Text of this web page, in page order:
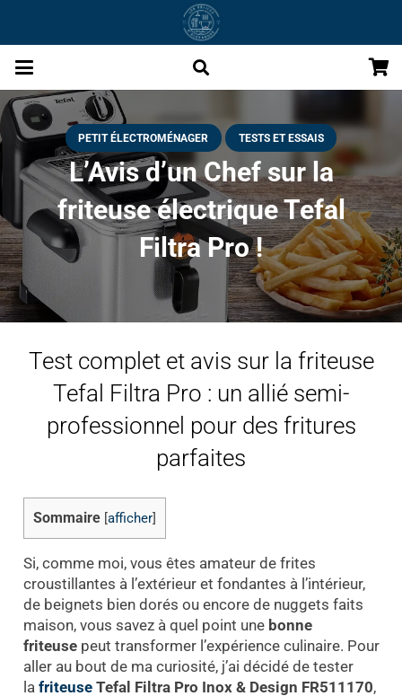
PETIT ÉLECTROMÉNAGER TESTS ET ESSAIS
L’Avis d’un Chef sur la
friteuse électrique Tefal
Filtra Pro !
Test complet et avis sur la friteuse
Tefal Filtra Pro : un allié semi-
professionnel pour des fritures
parfaites
Sommaire afficher]
Si, comme moi, vous êtes amateur de frites
croustillantes à l’extérieur et fondantes à l’intérieur,
de beignets bien dorés ou encore de nuggets faits
maison, vous savez à quel point une bonne
friteusepeut transformer l’expérience culinaire. Pour
aller au bout de ma curiosité, j’ai décidé de tester
la friteuseTefal Filtra Pro Inox & Design FR511170,